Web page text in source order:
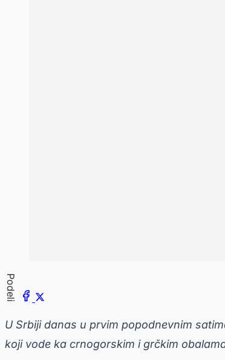
Podeli
U Srbiji danas u prvim popodnevnim
koji vode ka crnogorskim i grčkim